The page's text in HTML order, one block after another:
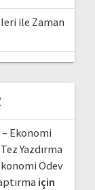
ile Zaman
Ekonomi
Yazdırma
Ödev
için